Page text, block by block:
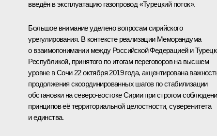
введён в эксплуатацию газопровод «Турецкий поток».
Большое внимание уделено вопросам сирийского
урегулирования. В контексте реализации Меморандума
о взаимопонимании между Российской Федерацией и
Республикой, принятого по итогам переговоров на высшем
уровне в Сочи 22 октября 2019 года, акцентирована
продолжения скоординированных шагов по стабилизации
обстановки на северо-востоке Сирии при строгом
принципов её территориальной целостности, суверенитета
и единства.